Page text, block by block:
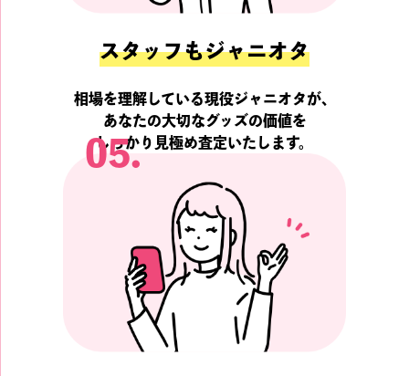
スタッフもジャニオタ
相場を理解している現役ジャニオタが、
あなたの大切なグッズの価値を
しっかり見極め査定いたします。
05.